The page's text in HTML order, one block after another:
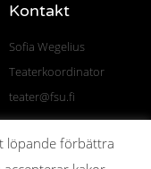
Kontakt
Sofia Wegelius
Teaterkoordinator
teater@fsu.fi
löpande förbättra